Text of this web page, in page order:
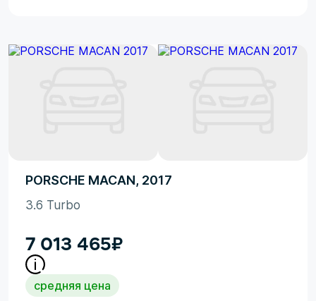
PORSCHE MACAN, 2017
3.6 Turbo
7 013 465₽
средняя цена